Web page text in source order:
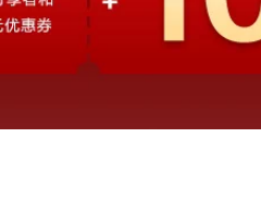
Nhật Bản Garna
护 护 面 防 防 SPF50
704,000